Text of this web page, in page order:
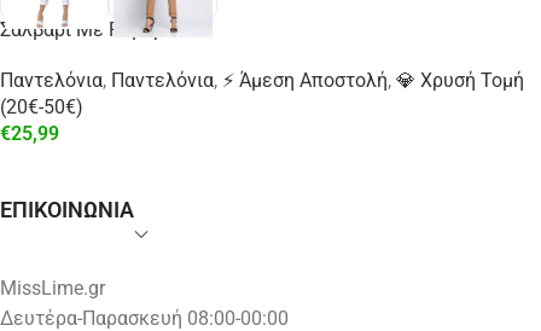
Σαλβάρι Με Ρεβέρ
Παντελόνια, Παντελόνια, ⚡ Άμεση Αποστολή, 💎 Χρυσή Τομή
(20€-50€)
€25,99
ΕΠΙΚΟΙΝΩΝΙΑ
MissLime.gr
Δευτέρα-Παρασκευή 08:00-00:00